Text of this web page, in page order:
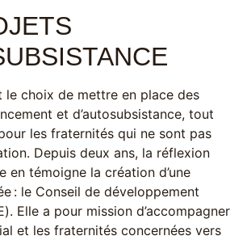
le choix de mettre en place des
et d’autosubsistance, tout
les fraternités qui ne sont pas
Depuis deux ans, la réflexion
en témoigne la création d’une
: le Conseil de développement
Elle a pour mission d’accompagner
et les fraternités concernées vers